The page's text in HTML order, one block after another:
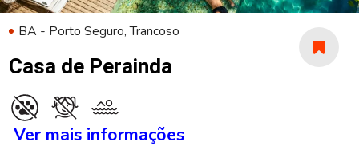
BA - Porto Seguro, Trancoso
Casa de Perainda
Ver mais informações